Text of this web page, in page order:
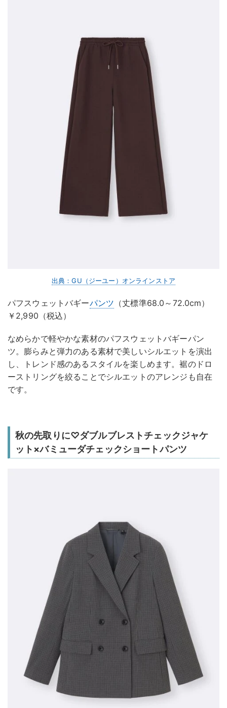
出典：GU（ジーユー）オンラインストア
パフスウェットバギーパンツ （丈標準68.0～72.0cm）
￥2,990（税込）
なめらかで軽やかな素材のパフスウェットバギーパン
ツ。膨らみと弾力のある素材で美しいシルエットを演出
し、トレンド感のあるスタイルを楽しめます。裾のドロ
ーストリングを絞ることでシルエットのアレンジも自在
です。
秋の先取りに♡ダブルブレストチェックジャケ
ット×バミューダチェックショートパンツ